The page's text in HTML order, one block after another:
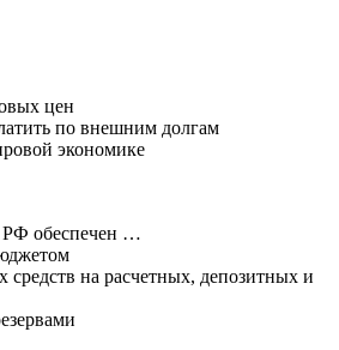
цен
по внешним долгам
экономике
РФ обеспечен …
средств на расчетных, депозитных и